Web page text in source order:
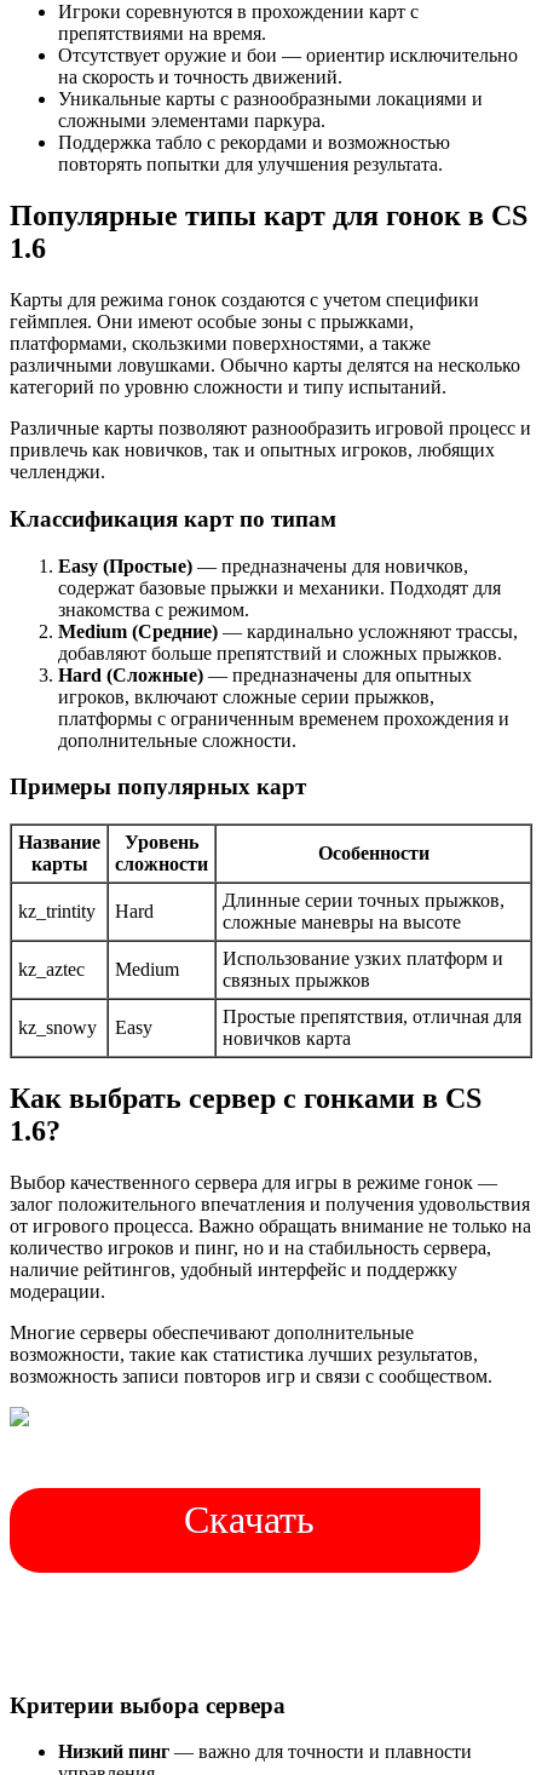
Игроки соревнуются в прохождении карт с
препятствиями на время.
Отсутствует оружие и бои — ориентир исключительно
на скорость и точность движений.
Уникальные карты с разнообразными локациями и
сложными элементами паркура.
Поддержка табло с рекордами и возможностью
повторять попытки для улучшения результата.
Популярные типы карт для гонок в CS
1.6
Карты для режима гонок создаются с учетом специфики
геймплея. Они имеют особые зоны с прыжками,
платформами, скользкими поверхностями, а также
различными ловушками. Обычно карты делятся на несколько
категорий по уровню сложности и типу испытаний.
Различные карты позволяют разнообразить игровой процесс и
привлечь как новичков, так и опытных игроков, любящих
челленджи.
Классификация карт по типам
Easy (Простые) — предназначены для новичков,
содержат базовые прыжки и механики. Подходят для
знакомства с режимом.
Medium (Средние) — кардинально усложняют трассы,
добавляют больше препятствий и сложных прыжков.
Hard (Сложные) — предназначены для опытных
игроков, включают сложные серии прыжков,
платформы с ограниченным временем прохождения и
дополнительные сложности.
Примеры популярных карт
Название
карты
Уровень
сложности
Особенности
kz_trintity Hard
Длинные серии точных прыжков,
сложные маневры на высоте
kz_aztec Medium
Использование узких платформ и
связных прыжков
kz_snowy Easy
Простые препятствия, отличная для
новичков карта
Как выбрать сервер с гонками в CS
1.6?
Выбор качественного сервера для игры в режиме гонок —
залог положительного впечатления и получения удовольствия
от игрового процесса. Важно обращать внимание не только на
количество игроков и пинг, но и на стабильность сервера,
наличие рейтингов, удобный интерфейс и поддержку
модерации.
Многие серверы обеспечивают дополнительные
возможности, такие как статистика лучших результатов,
возможность записи повторов игр и связи с сообществом.
Скачать
Критерии выбора сервера
Низкий пинг — важно для точности и плавности